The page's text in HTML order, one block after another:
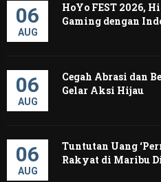
06
AUG
HoYo FEST 2026,
Gaming dengan
06
AUG
Cegah Abrasi dan
Gelar Aksi Hijau
06
AUG
Tuntutan Uang
Rakyat di Maribu